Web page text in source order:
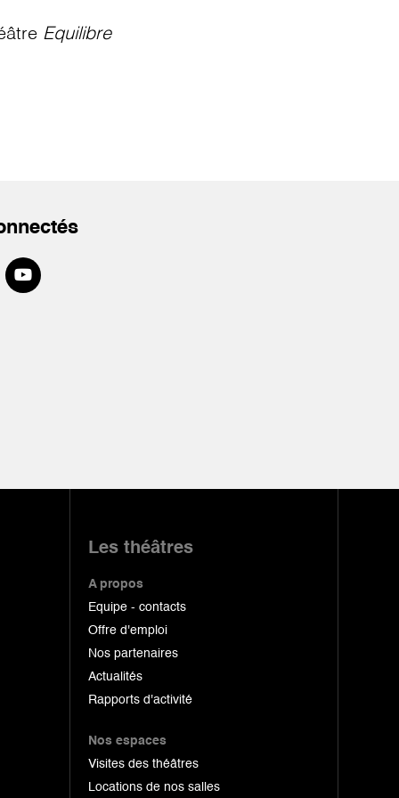
Equilibre
Les théâtres
A propos
Equipe - contacts
Offre d'emploi
Nos partenaires
Actualités
Rapports d'activité
Nos espaces
Visites des théâtres
Locations de nos salles